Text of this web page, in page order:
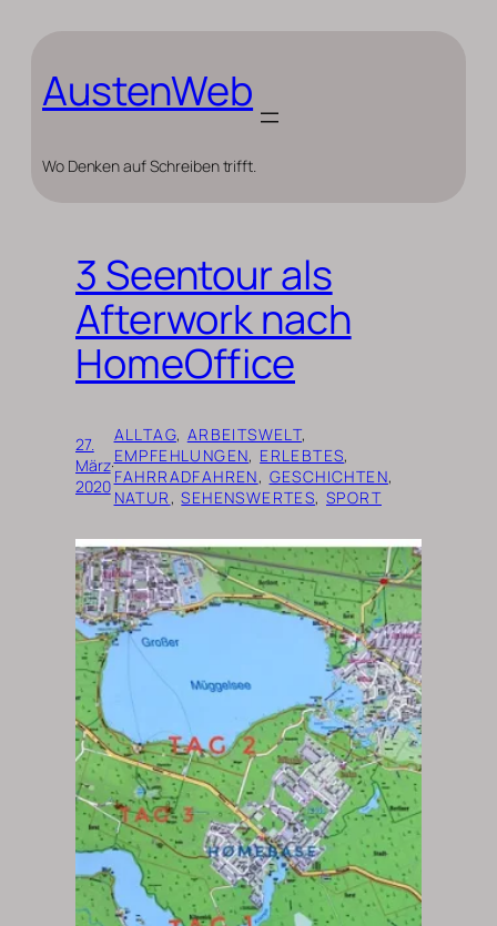
springen
AustenWeb
Wo Denken auf Schreiben trifft.
3 Seentour als
Afterwork nach
HomeOffice
27.
März
2020
·
ALLTAG, ARBEITSWELT
EMPFEHLUNGEN, ERLEBTES
FAHRRADFAHREN, GESCHICHTEN
NATUR , SEHENSWERTES, SPORT